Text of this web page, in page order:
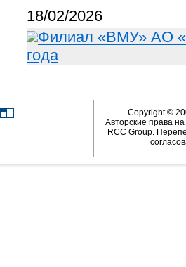
18/02/2026
Филиал «ВМУ» АО
года
Copyright ©
Авторские права
RCC Group.